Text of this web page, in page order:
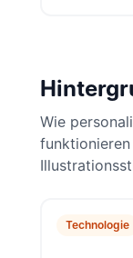
Wie
Technologie